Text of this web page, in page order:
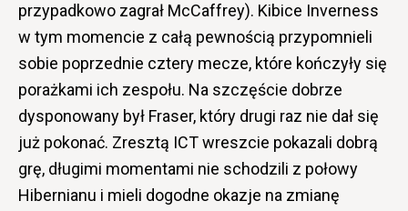
przypadkowo zagrał McCaffrey). Kibice Inverness
w tym momencie z całą pewnością przypomnieli
sobie poprzednie cztery mecze, które kończyły się
porażkami ich zespołu. Na szczęście dobrze
dysponowany był Fraser, który drugi raz nie dał się
już pokonać. Zresztą ICT wreszcie pokazali dobrą
grę, długimi momentami nie schodzili z połowy
Hibernianu i mieli dogodne okazje na zmianę